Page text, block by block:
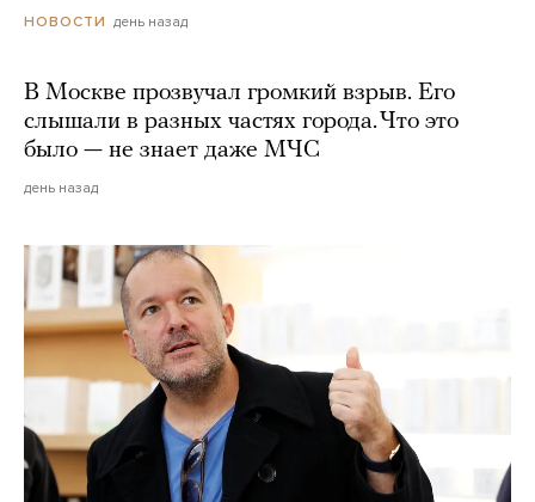
НОВОСТИ день назад
В Москве прозвучал громкий взрыв. Его
слышали в разных частях города. Что это
было — не знает даже МЧС
день назад